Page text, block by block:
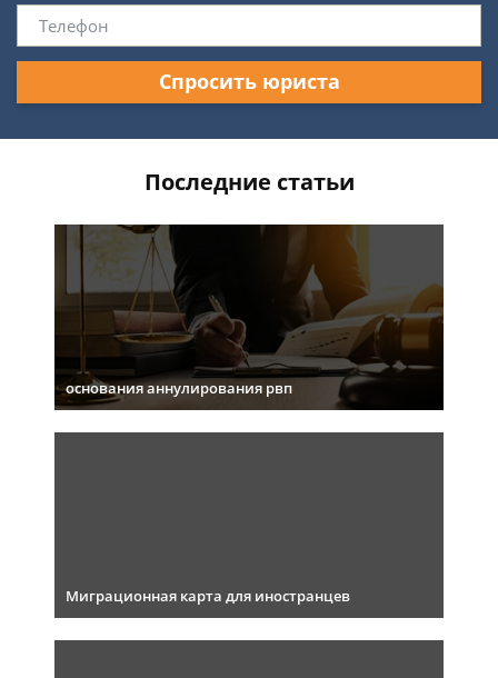
Спросить юриста
Последние статьи
основания аннулирования рвп
Миграционная карта для иностранцев